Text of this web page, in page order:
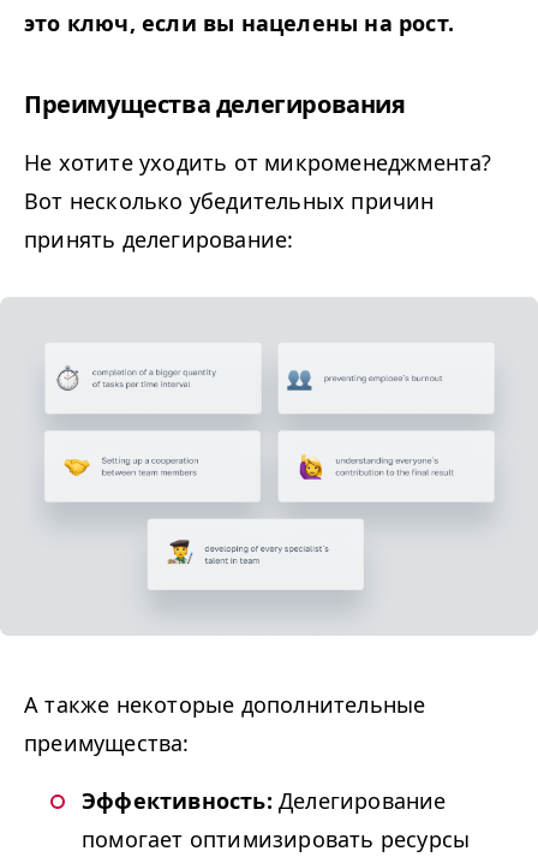
это ключ, если вы нацелены на рост.
Преимущества делегирования
Не хотите уходить от микроменеджмента?
Вот несколько убедительных причин
принять делегирование:
А также некоторые дополнительные
преимущества:
Эффективность: Делегирование
помогает оптимизировать ресурсы